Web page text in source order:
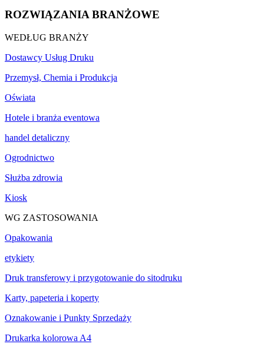
ROZWIĄZANIA BRANŻOWE
WEDŁUG BRANŻY
Dostawcy Usług Druku
Przemysł, Chemia i Produkcja
Oświata
Hotele i branża eventowa
handel detaliczny
Ogrodnictwo
Służba zdrowia
Kiosk
WG ZASTOSOWANIA
Opakowania
etykiety
Druk transferowy i przygotowanie do sitodruku
Karty, papeteria i koperty
Oznakowanie i Punkty Sprzedaży
Drukarka kolorowa A4